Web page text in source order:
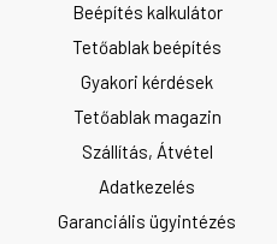
Beépítés kalkulátor
Tetőablak beépítés
Gyakori kérdések
Tetőablak magazin
Szállítás, Átvétel
Adatkezelés
Garanciális ügyintézés